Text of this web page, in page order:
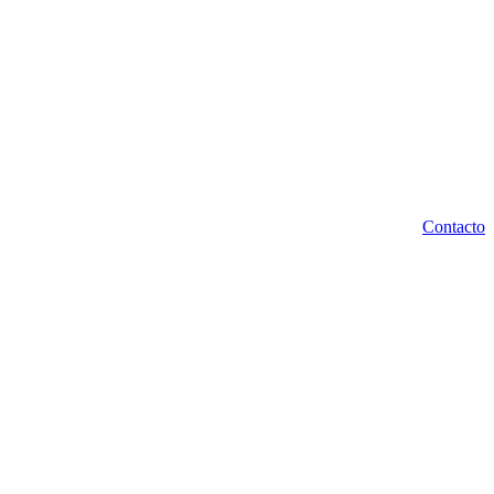
Contacto